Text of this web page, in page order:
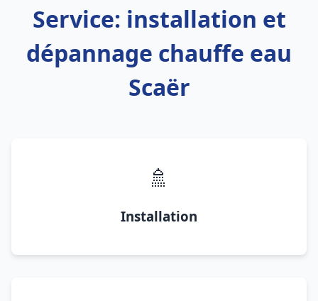
Service: installation et
dépannage chauffe eau
Scaër
🚿
Installation